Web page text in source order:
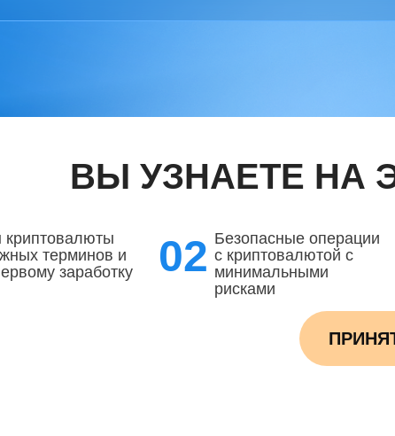
терминов и
заработку
Безопасные операции
с криптовалютой с
минимальными
рисками
ВЫ УЗНАЕТЕ НА
02